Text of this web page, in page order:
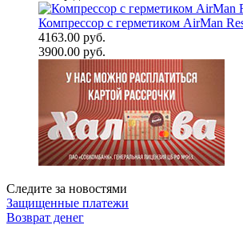
Компрессор с герметиком AirMan
4163.00 руб.
3900.00 руб.
Следите за новостями
Защищенные платежи
Возврат денег